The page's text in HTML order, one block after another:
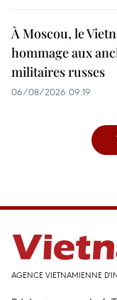
À Moscou, le
hommage aux
militaires russes
06/08/2026 09:19
AGENCE VIETNAMIENNE